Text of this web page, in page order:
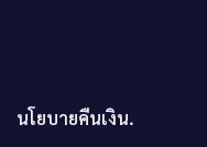
นโยบายคืนเงิน.